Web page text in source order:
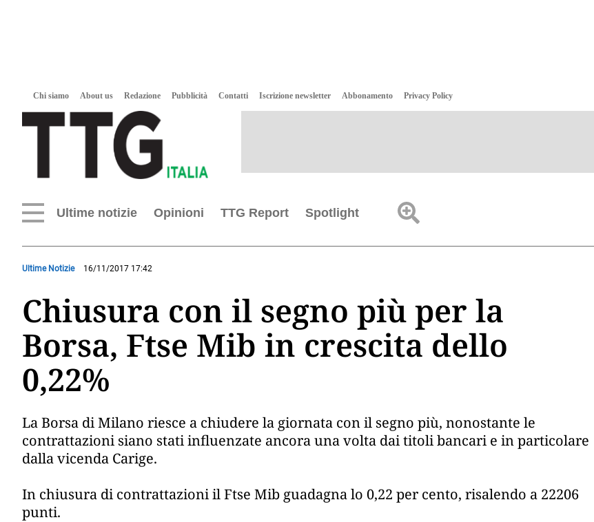
Chi siamo About us Redazione Pubblicità Contatti Iscrizione newsletter Abbonamento Privacy Policy
Ultime notizie Opinioni TTG Report Spotlight
Ultime Notizie 16/11/2017 17:42
Chiusura con il segno più per la
Borsa, Ftse Mib in crescita dello
0,22%
La Borsa di Milano riesce a chiudere la giornata con il segno più, nonostante le
contrattazioni siano stati influenzate ancora una volta dai titoli bancari e in particolare
dalla vicenda Carige.
In chiusura di contrattazioni il Ftse Mib guadagna lo 0,22 per cento, risalendo a 22206
punti.